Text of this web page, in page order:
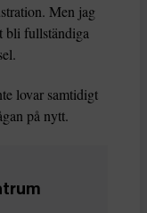
Men jag
bli fullständiga
lovar samtidigt
på nytt.